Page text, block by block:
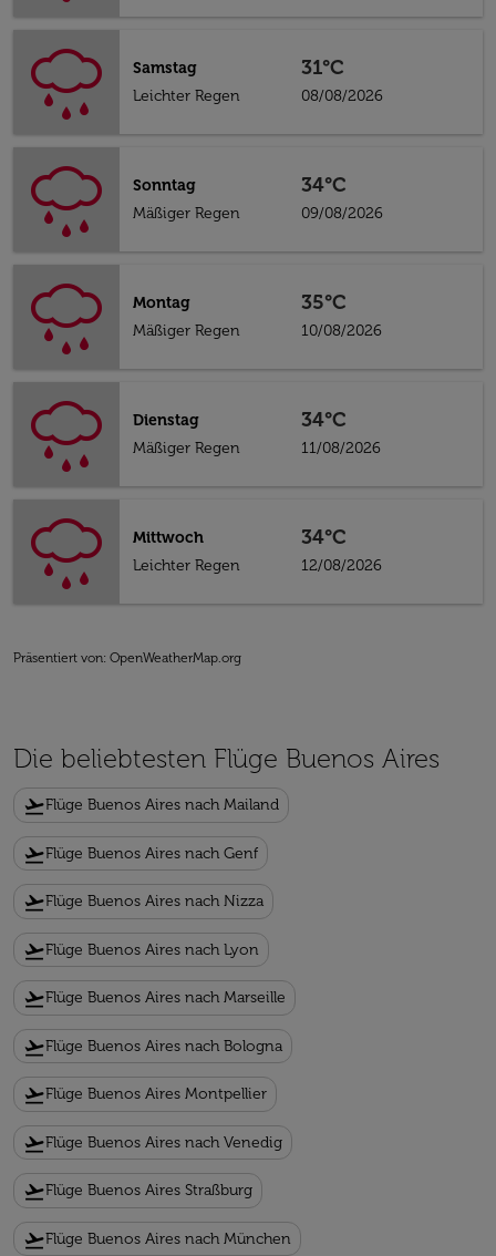
Samstag
Leichter Regen
31°C
08/08/2026
Sonntag
Mäßiger Regen
34°C
09/08/2026
Montag
Mäßiger Regen
35°C
10/08/2026
Dienstag
Mäßiger Regen
34°C
11/08/2026
Mittwoch
Leichter Regen
34°C
12/08/2026
Präsentiert von: OpenWeatherMap.org
Die beliebtesten Flüge Buenos Aires
flight_takeoffFlüge Buenos Aires nach Mailand
flight_takeoffFlüge Buenos Aires nach Genf
flight_takeoffFlüge Buenos Aires nach Nizza
flight_takeoffFlüge Buenos Aires nach Lyon
flight_takeoffFlüge Buenos Aires nach Marseille
flight_takeoffFlüge Buenos Aires nach Bologna
flight_takeoffFlüge Buenos Aires Montpellier
flight_takeoffFlüge Buenos Aires nach Venedig
flight_takeoffFlüge Buenos Aires Straßburg
flight_takeoffFlüge Buenos Aires nach München